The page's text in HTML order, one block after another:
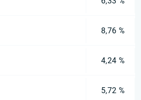
8,76 %
4,24 %
5,72 %